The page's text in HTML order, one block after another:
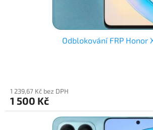
Odblokování FRP Honor
1 239,67 Kč bez DPH
1 500 Kč